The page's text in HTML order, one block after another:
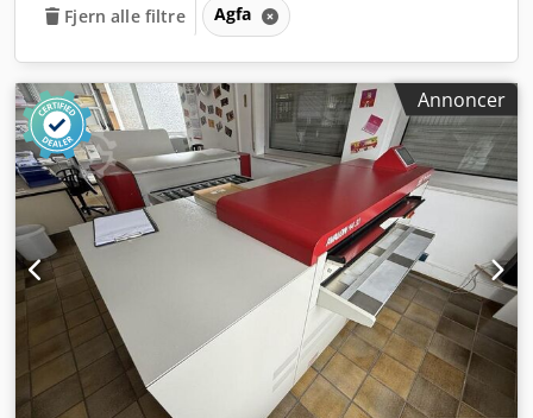
Fjern alle filtre Agfa
Annoncer